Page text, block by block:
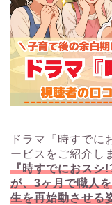
ドラマ『時すでに
ービスをご紹介し
『時すでにおスシ
が、3ヶ月で職人
生を再始動させる